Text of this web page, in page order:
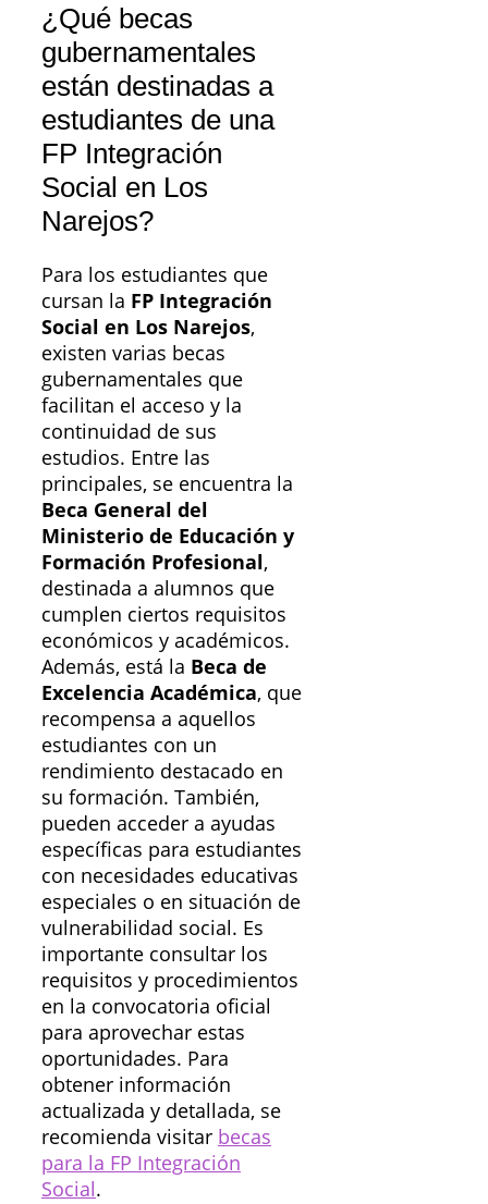
¿Qué becas
gubernamentales
están destinadas a
estudiantes de una
FP Integración
Social en Los
Narejos?
Para los estudiantes que
cursan la FP Integración
Social en Los Narejos,
existen varias becas
gubernamentales que
facilitan el acceso y la
continuidad de sus
estudios. Entre las
principales, se encuentra la
Beca General del
Ministerio de Educación y
Formación Profesional,
destinada a alumnos que
cumplen ciertos requisitos
económicos y académicos.
Además, está la Beca de
Excelencia Académica, que
recompensa a aquellos
estudiantes con un
rendimiento destacado en
su formación. También,
pueden acceder a ayudas
específicas para estudiantes
con necesidades educativas
especiales o en situación de
vulnerabilidad social. Es
importante consultar los
requisitos y procedimientos
en la convocatoria oficial
para aprovechar estas
oportunidades. Para
obtener información
actualizada y detallada, se
recomienda visitar becas
para la FP Integración
Social.